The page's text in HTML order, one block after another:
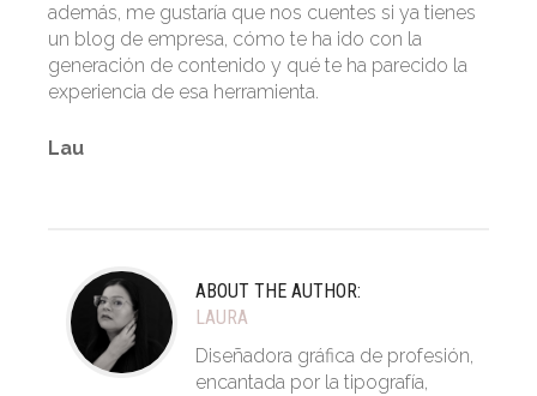
además, me gustaría que nos cuentes si ya tienes
un blog de empresa, cómo te ha ido con la
generación de contenido y qué te ha parecido la
experiencia de esa herramienta.
Lau
ABOUT THE AUTHOR:
LAURA
Diseñadora gráfica de profesión,
encantada por la tipografía,